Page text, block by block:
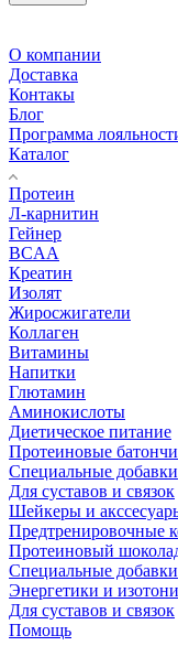
О компании
Доставка
Контакы
Блог
Программа
Каталог
Протеин
Л-карнитин
Гейнер
BCAA
Креатин
Изолят
Жиросжигатели
Коллаген
Витамины
Напитки
Глютамин
Аминокислоты
Диетическое питание
Протеиновые
Специальные добавки
Для суставов и связок
Шейкеры и
Предтренировочные
Протеиновый
Специальные добавки
Энергетики и
Для суставов и связок
Помощь